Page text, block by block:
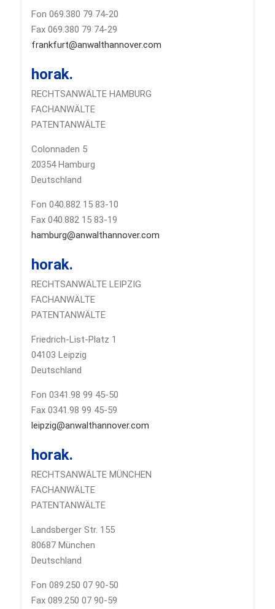
Fon 069.380 79 74-20
Fax 069.380 79 74-29
frankfurt@anwalthannover.com
horak.
RECHTSANWÄLTE HAMBURG
FACHANWÄLTE
PATENTANWÄLTE
Colonnaden 5
20354 Hamburg
Deutschland
Fon 040.882 15 83-10
Fax 040.882 15 83-19
hamburg@anwalthannover.com
horak.
RECHTSANWÄLTE LEIPZIG
FACHANWÄLTE
PATENTANWÄLTE
Friedrich-List-Platz 1
04103 Leipzig
Deutschland
Fon 0341.98 99 45-50
Fax 0341.98 99 45-59
leipzig@anwalthannover.com
horak.
RECHTSANWÄLTE MÜNCHEN
FACHANWÄLTE
PATENTANWÄLTE
Landsberger Str. 155
80687 München
Deutschland
Fon 089.250 07 90-50
Fax 089.250 07 90-59